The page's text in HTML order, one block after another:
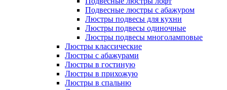
Подвесные люстры с абажуром
Люстры подвесы для кухни
Люстры подвесы одиночные
Люстры подвесы многоламповые
Люстры классические
Люстры с абажурами
Люстры в гостиную
Люстры в прихожую
Люстры в спальню